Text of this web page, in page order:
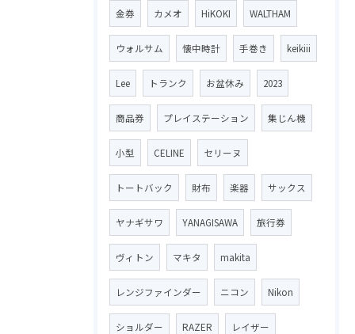
金券 カメオ HiKOKI WALTHAM
ウォルサム 懐中時計 手巻き keikiii
Lee トランク お盆休み 2023
商品券 プレイステーション 集じん機
小型 CELINE セリーヌ
トートバック 財布 楽器 サックス
ヤナギサワ YANAGISAWA 旅行券
ヴィトン マキタ makita
レンジファインダー ニコン Nikon
ショルダー RAZER レイザー